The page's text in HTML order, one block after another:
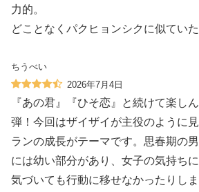
力的。
どことなくパクヒョンシクに似ていた
ちうべい
2026年7月4日
『あの君』『ひそ恋』と続けて楽し
弾！今回はザイザイが主役のように
ランの成長がテーマです。思春期の
には幼い部分があり、女子の気持ち
気づいても行動に移せなかったりし